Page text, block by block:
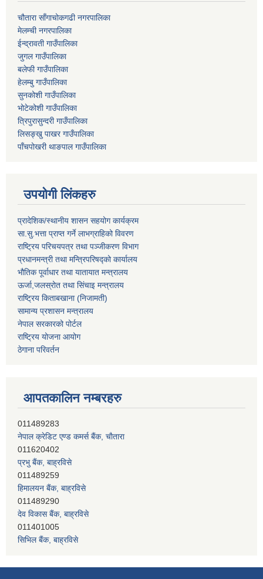
चौतारा साँगाचोकगढी नगरपालिका
मेलम्ची नगरपालिका
ईन्द्रावती गाउँपालिका
जुगल गाउँपालिका
बलेफी गाउँपालिका
हेलम्बु गाउँपालिका
सुनकोशी गाउँपालिका
भोटेकोशी गाउँपालिका
त्रिपुरासुन्दरी गाउँपालिका
लिसङ्खु पाखर गाउँपालिका
पाँचपोखरी थाङपाल गाउँपालिका
उपयोगी लिंकहरु
प्रादेशिक/स्थानीय शासन सहयोग कार्यक्रम
सा.सु.भत्ता प्राप्त गर्ने लाभग्राहिको विवरण
राष्ट्रिय परिचयपत्र तथा पञ्‍जीकरण विभाग
प्रधानमन्त्री तथा मन्त्रिपरिषद्को कार्यालय
भौतिक पूर्वाधार तथा यातायात मन्त्रालय
ऊर्जा,जलस्रोत तथा सिंचाइ मन्त्रालय
राष्ट्रिय किताबखाना (निजामती)
सामान्य प्रशासन मन्त्रालय
नेपाल सरकारको पोर्टल
राष्ट्रिय योजना आयोग
ठेगाना परिवर्तन
आपतकालिन नम्बरहरु
नेपाल क्रेडिट एण्ड कमर्स बैंक, चाैतारा
011620402
प्रभु बैंक, बाह्रविसे
011489259
हिमालयन बैंक, बाह्रविसे
011489290
देव विकास बैंक, बाह्रविसे
011401005
सिभिल बैंक, बाह्रविसे
011489283